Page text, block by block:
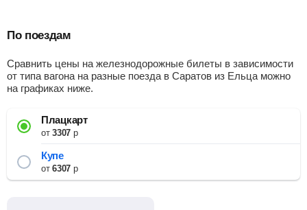
По поездам
Сравнить цены на железнодорожные билеты в зависимости
от типа вагона на разные поезда в Саратов из Ельца можно
на графиках ниже.
Плацкарт
от3307р
Купе
от6307р